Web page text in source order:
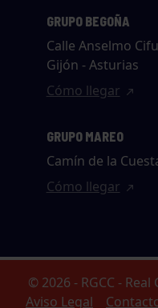
GRUPO BEGOÑA
Calle Anselmo
Gijón - Asturias
Cómo llegar
GRUPO MAREO
Camín de la
Cómo llegar
© 2026 - RGCC -
Aviso Legal